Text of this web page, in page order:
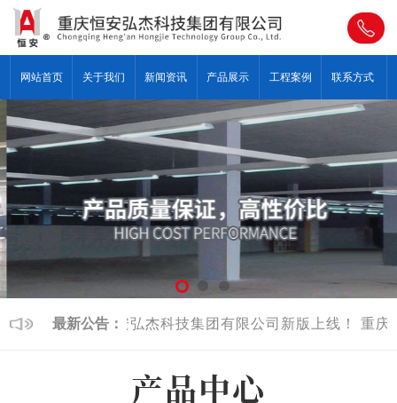
网站首页 关于我们 新闻资讯 产品展示 工程案例 联系方式
最新公告：
重庆恒安弘杰科技集团有限公司新版上线！ 重庆
产品中心